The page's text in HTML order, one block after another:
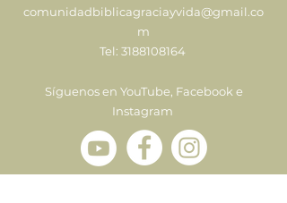
comunidadbiblicagraciayvida@gmail.co
m
Tel: 3188108164
Síguenos en YouTube, Facebook e
Instagram